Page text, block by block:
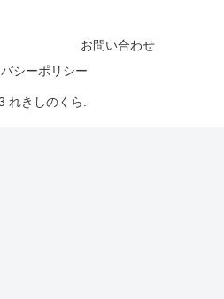
お問い合わせ
シーポリシー
れきしのくら.